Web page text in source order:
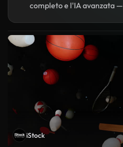
completo e l'IA avanzata —
iStock